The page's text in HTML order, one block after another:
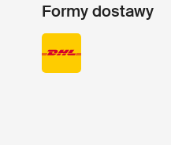
Formy dostawy